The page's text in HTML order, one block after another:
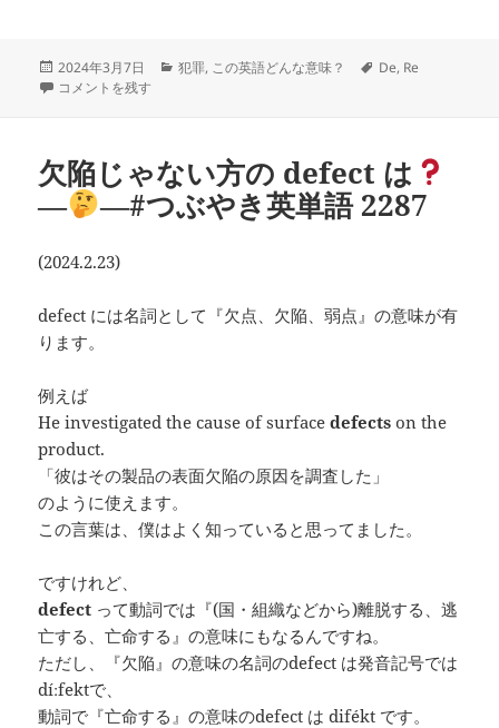
投
稿
2024年3月7日
カ
犯罪, この英語どんな意味？
タ
De, Re
一字違い: receiver が deceiverだったら…―
コメントを残す
欠陥じゃない方の defect は
―
―#つぶやき英単語 2287
(2024.2.23)
defect には名詞として『欠点、欠陥、弱点』の意味が有
ります。
例えば
He investigated the cause of surfacedefectson the
product.
「彼はその製品の表面欠陥の原因を調査した」
のように使えます。
この言葉は、僕はよく知っていると思ってました。
ですけれど、
defect って動詞では『(国・組織などから)離脱する、逃
亡する、亡命する』の意味にもなるんですね。
ただし、『欠陥』の意味の名詞のdefect は発音記号では
díːfektで、
動詞で『亡命する』の意味のdefect は difékt です。